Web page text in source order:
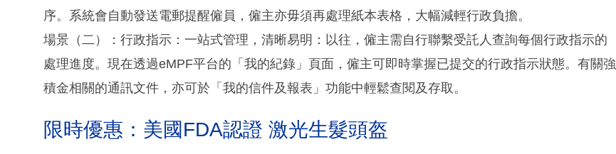
序。系統會自動發送電郵提醒僱員，僱主亦毋須再處理紙本表格，大幅減輕行政負擔。
場景（二）：行政指示：一站式管理，清晰易明：以往，僱主需自行聯繫受託人查詢每個行政指示的
處理進度。現在透過eMPF平台的「我的紀錄」頁面，僱主可即時掌握已提交的行政指示狀態。有關強
積金相關的通訊文件，亦可於「我的信件及報表」功能中輕鬆查閱及存取。
限時優惠：美國FDA認證 激光生髮頭盔